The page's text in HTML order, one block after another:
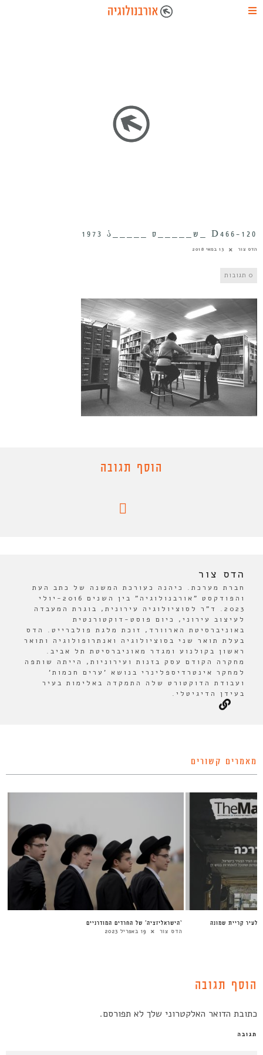
D466-120 _ש_____ס _____¿ 1973
הדס צור 13 במאי 2018
0 תגובות
הוסף תגובה
הדס צור
חברת מערכת. כיהנה כעורכת המשנה של כתב העת
והפודקסט "אורבנולוגיה" בין השנים 2016-יולי
2023. ד"ר לסוציולוגיה עירונית, בוגרת המעבדה
לעיצוב עירוני, כיום פוסט-דוקטורנטית
באוניברסיטת הארוורד, זוכת מלגת פולברייט. הדס
בעלת תואר שני בסוציולוגיה ואנתרופולוגיה ותואר
ראשון בקולנוע ומגדר מאוניברסיטת תל אביב.
מחקרה הקודם עסק בזנות ועירוניות, הייתה שותפה
למחקר אינטרדיספלינרי בנושא 'ערים חכמות'
ועבודת הדוקטורט שלה התמקדה באלימות בעיר
בעידן הדיגיטלי.
מאמרים קשורים
‘הישראליזציה’ של החרדים המודרניים
הדס צור 19 באפריל 2023
לעיר קריית שמונה
הוסף תגובה
כתובת הדואר האלקטרוני שלך לא תפורסם.
תגובה